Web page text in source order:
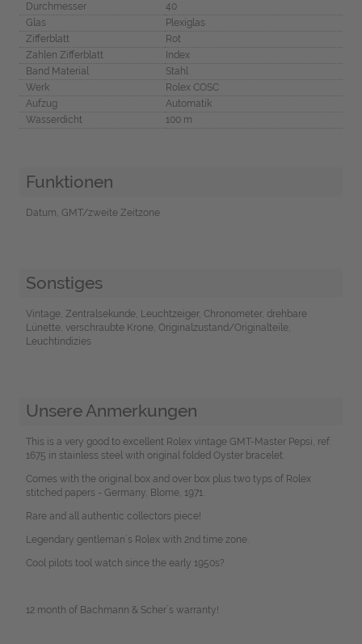
Durchmesser
40
Glas
Plexiglas
Zifferblatt
Rot
Zahlen Zifferblatt
Index
Band Material
Stahl
Werk
Rolex COSC
Aufzug
Automatik
Wasserdicht
100 m
Funktionen
Datum, GMT/zweite Zeitzone
Sonstiges
Vintage, Zentralsekunde, Leuchtzeiger, Chronometer, drehbare
Lünette, verschraubte Krone, Originalzustand/Originalteile,
Leuchtindizies
Unsere Anmerkungen
This is a very good to excellent Rolex vintage GMT-Master Pepsi, ref.
1675 in stainless steel with original folded Oyster bracelet.
Comes with the original box and over box plus two typs of Rolex
stitched papers - Germany, Blome, 1971.
Rare and all authentic collectors piece!
Legendary gentleman`s Rolex with 2nd time zone.
Cool pilots tool watch since the early 1950s?
12 month of Bachmann & Scher´s warranty!